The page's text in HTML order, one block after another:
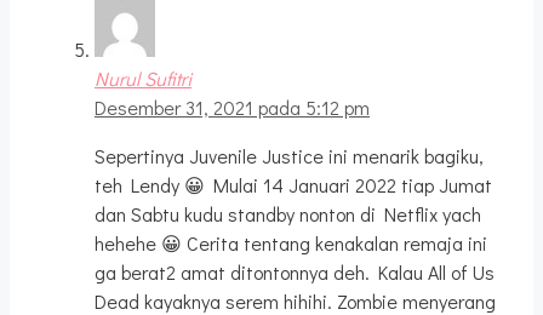
Nurul Sufitri
Desember 31, 2021 pada 5:12 pm
Sepertinya Juvenile Justice ini menarik bagiku,
teh Lendy 😀 Mulai 14 Januari 2022 tiap Jumat
dan Sabtu kudu standby nonton di Netflix yach
hehehe 😀 Cerita tentang kenakalan remaja ini
ga berat2 amat ditontonnya deh. Kalau All of Us
Dead kayaknya serem hihihi. Zombie menyerang